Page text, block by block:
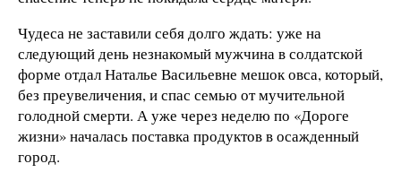
Чудеса не заставили себя долго ждать: уже на
следующий день незнакомый мужчина в солдатской
форме отдал Наталье Васильевне мешок овса, который,
без преувеличения, и спас семью от мучительной
голодной смерти. А уже через неделю по «Дороге
жизни» началась поставка продуктов в осажденный
город.